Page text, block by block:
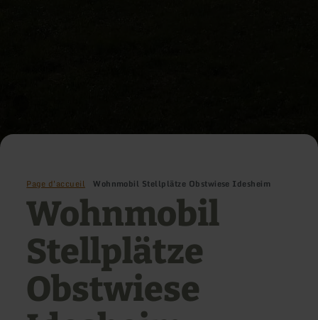
Page d'accueil Wohnmobil Stellplätze Obstwiese Idesheim
Wohnmobil
Stellplätze
Obstwiese